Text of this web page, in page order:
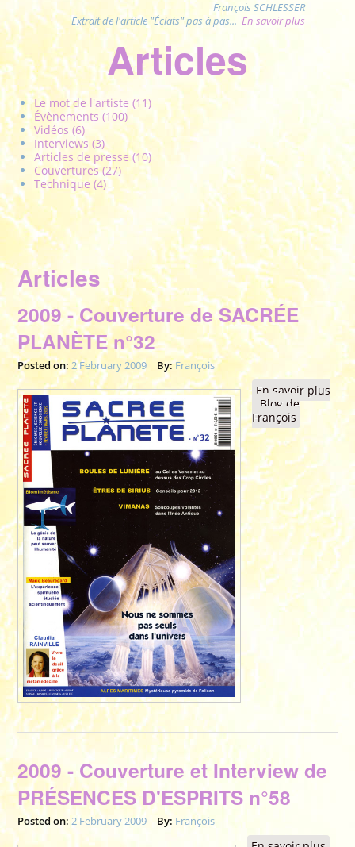
François SCHLESSER
Extrait de l'article "Éclats" pas à pas... En savoir plus
Articles
Le mot de l'artiste (11)
Évènements (100)
Vidéos (6)
Interviews (3)
Articles de presse (10)
Couvertures (27)
Technique (4)
Articles
2009 - Couverture de SACRÉE
PLANÈTE n°32
Posted on: 2 February 2009 By:François
En savoir plus
à propos de 2009 -
Couverture de
SACRÉE PLANÈTE
n°32
Blog de
François
2009 - Couverture et Interview de
PRÉSENCES D'ESPRITS n°58
Posted on: 2 February 2009 By: François